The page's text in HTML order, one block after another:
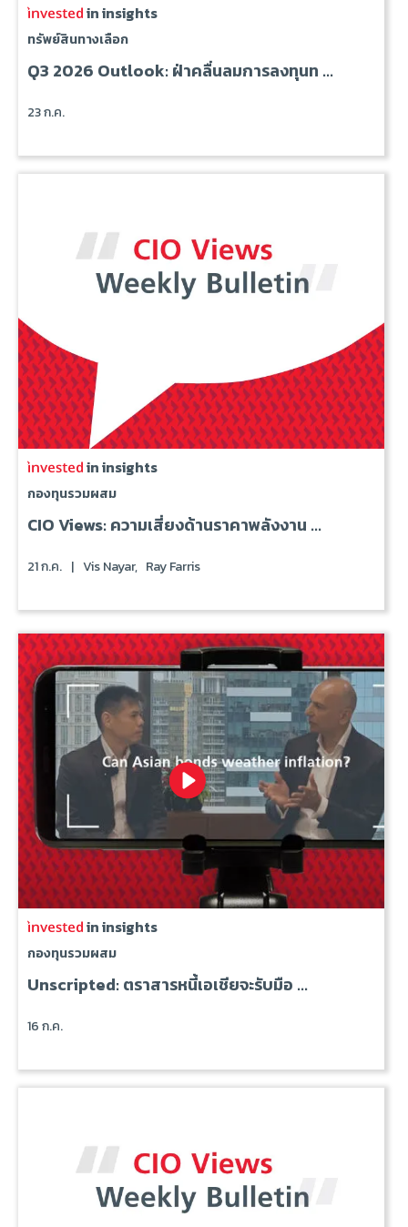
in insights
ทรัพย์สินทางเลือก
Q3 2026 Outlook: ฝ่าคลื่นลมการลงทุนท ...
23 ก.ค.
in insights
กองทุนรวมผสม
CIO Views: ความเสี่ยงด้านราคาพลังงาน ...
21 ก.ค. | Vis Nayar, Ray Farris
in insights
กองทุนรวมผสม
Unscripted: ตราสารหนี้เอเชียจะรับมือ ...
16 ก.ค.